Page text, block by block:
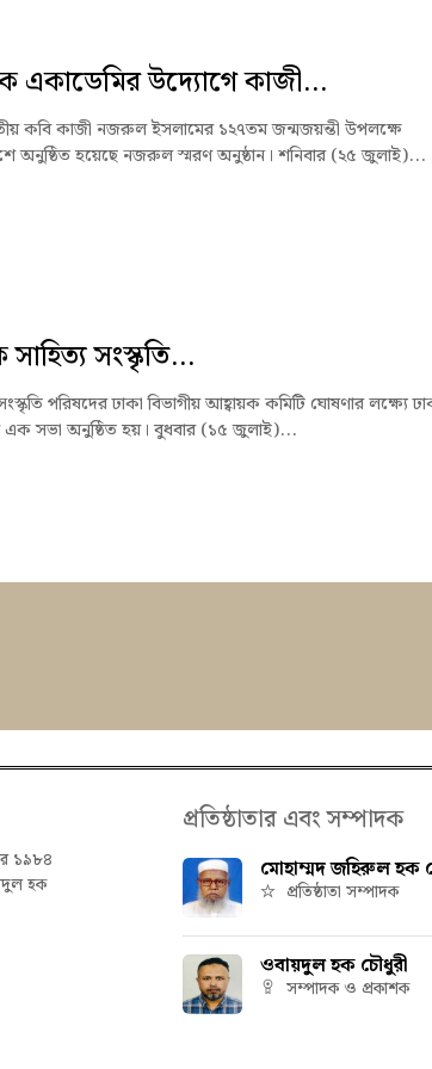
একাডেমির উদ্যোগে কাজী...
কবি কাজী নজরুল ইসলামের ১২৭তম জন্মজয়ন্তী উপলক্ষে
অনুষ্ঠিত হয়েছে নজরুল স্মরণ অনুষ্ঠান। শনিবার (২৫ জুলাই)...
সংস্কৃতি...
পরিষদের ঢাকা বিভাগীয় আহ্বায়ক কমিটি ঘোষণার লক্ষ্যে
এক সভা অনুষ্ঠিত হয়। বুধবার (১৫ জুলাই)...
১৯৮৪
হক
প্রতিষ্ঠাতার এবং সম্পাদক
মোহাম্মদ জহিরুল হক
প্রতিষ্ঠাতা সম্পাদক
ওবায়দুল হক চৌধুরী
সম্পাদক ও প্রকাশক